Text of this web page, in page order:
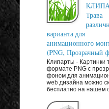
Трава
варианта для
анимационного
(PNG, Прозрачный
Клипарты - Картинки
формате PNG с
фоном для
web дизайна можно
бесплатно на нашем